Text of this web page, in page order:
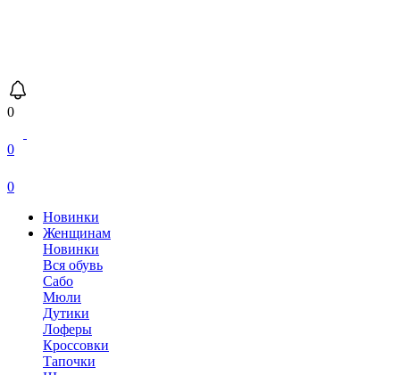
0
0
0
Новинки
Женщинам
Новинки
Вся обувь
Сабо
Мюли
Дутики
Лоферы
Кроссовки
Тапочки